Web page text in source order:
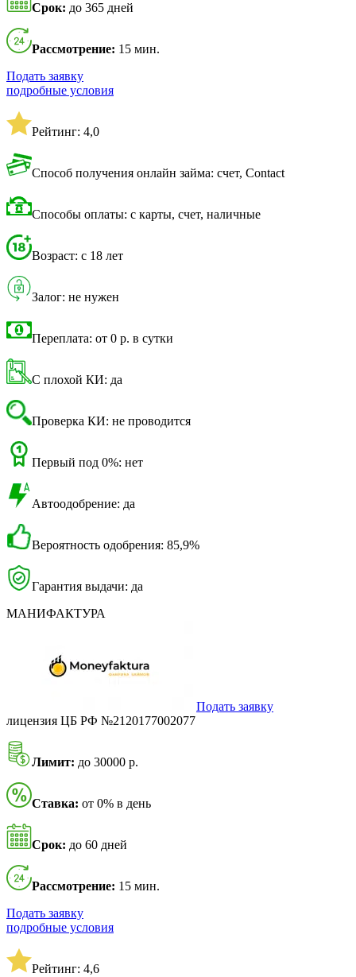
Срок: до 365 дней
Рассмотрение: 15 мин.
Подать заявку
подробные условия
Рейтинг: 4,0
Способ получения онлайн займа: счет, Contact
Способы оплаты: с карты, счет, наличные
Возраст: с 18 лет
Залог: не нужен
Переплата: от 0 р. в сутки
С плохой КИ: да
Проверка КИ: не проводится
Первый под 0%: нет
Автоодобрение: да
Вероятность одобрения: 85,9%
Гарантия выдачи: да
МАНИФАКТУРА
Подать заявку
лицензия ЦБ РФ №2120177002077
Лимит: до 30000 р.
Ставка: от 0% в день
Срок: до 60 дней
Рассмотрение: 15 мин.
Подать заявку
подробные условия
Рейтинг: 4,6